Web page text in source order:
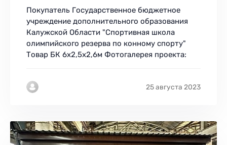
Покупатель Государственное бюджетное
учреждение дополнительного образования
Калужской Области "Спортивная школа
олимпийского резерва по конному спорту"
Товар БК 6х2,5х2,6м Фотогалерея проекта:
25 августа 2023